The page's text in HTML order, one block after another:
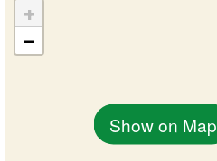
Show on Map
+
−